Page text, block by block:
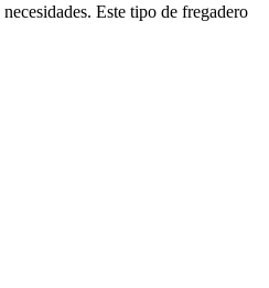
Este tipo de fregadero